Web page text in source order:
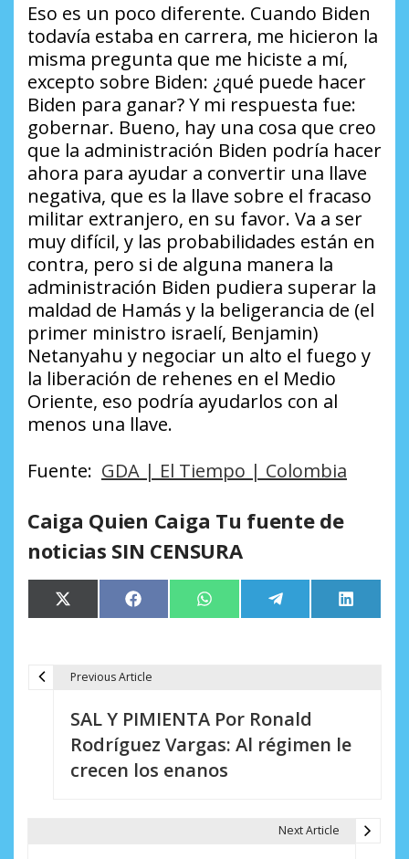
Eso es un poco diferente. Cuando Biden
todavía estaba en carrera, me hicieron la
misma pregunta que me hiciste a mí,
excepto sobre Biden: ¿qué puede hacer
Biden para ganar? Y mi respuesta fue:
gobernar. Bueno, hay una cosa que creo
que la administración Biden podría hacer
ahora para ayudar a convertir una llave
negativa, que es la llave sobre el fracaso
militar extranjero, en su favor. Va a ser
muy difícil, y las probabilidades están en
contra, pero si de alguna manera la
administración Biden pudiera superar la
maldad de Hamás y la beligerancia de (el
primer ministro israelí, Benjamin)
Netanyahu y negociar un alto el fuego y
la liberación de rehenes en el Medio
Oriente, eso podría ayudarlos con al
menos una llave.
Fuente: GDA | El Tiempo | Colombia
Caiga Quien Caiga Tu fuente de
noticias SIN CENSURA
Compartir
en
X
(Twitter)
Compartir
en
Facebook Compartir
en
WhatsApp Compartir
en
Telegram
en
LinkedIn
Previous Article
SAL Y PIMIENTA Por Ronald
Rodríguez Vargas: Al régimen le
crecen los enanos
Next Article